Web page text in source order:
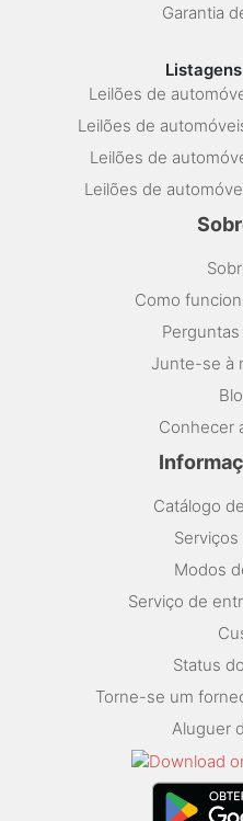
Garantia
Leilões de
Leilões de
Leilões de
Leilões de
Como
Junte-se à
Conhecer
Catálogo
Modos
Serviço de
Status
Torne-se um
Aluguer